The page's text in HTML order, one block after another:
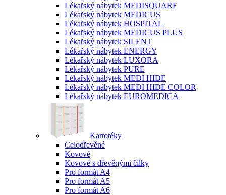
Lékařský nábytek MEDISQUARE
Lékařský nábytek MEDICUS
Lékařský nábytek HOSPITAL
Lékařský nábytek MEDICUS PLUS
Lékařský nábytek SILENT
Lékařský nábytek ENERGY
Lékařský nábytek LUXORA
Lékařský nábytek PURE
Lékařský nábytek MEDI HIDE
Lékařský nábytek MEDI HIDE COLOR
Lékařský nábytek EUROMEDICA
Kartotéky
Celodřevěné
Kovové
Kovové s dřevěnými čílky
Pro formát A4
Pro formát A5
Pro formát A6